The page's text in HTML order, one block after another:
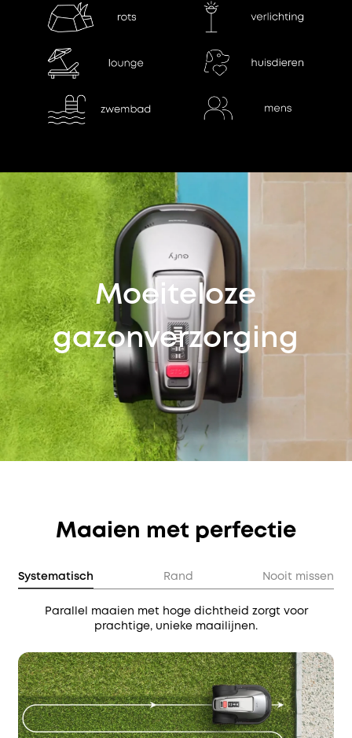
Moeiteloze
gazonverzorging
Maaien met perfectie
Systematisch Rand Nooit missen
Parallel maaien met hoge dichtheid zorgt voor
prachtige, unieke maailijnen.